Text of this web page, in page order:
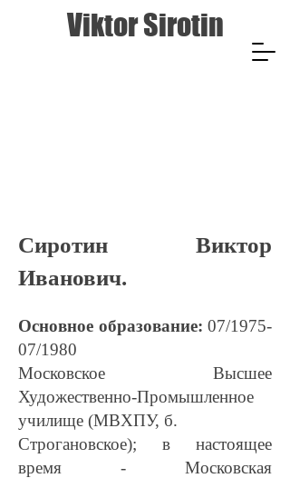
Viktor Sirotin
Сиротин Виктор
Иванович.
Основное образование: 07/1975-
07/1980
Московское Высшее
Художественно-Промышленное
училище (МВХПУ, б.
Строгановское); в настоящее
время - Московская